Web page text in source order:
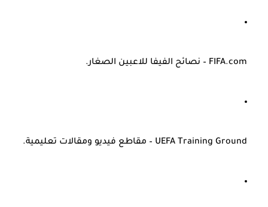
FIFA.com – نصائح الفيفا للاعبين الصغار.
UEFA Training Ground – مقاطع فيديو ومقالات تعليمية.